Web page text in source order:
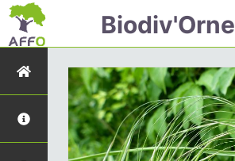
Biodiv'Orne